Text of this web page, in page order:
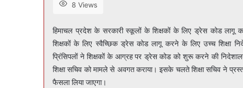
8 Views
हिमाचल प्रदेश के सरकारी स्कूलों के शिक्षकों के लिए ड्रेस कोड लागू
शिक्षकों के लिए स्वैच्छिक ड्रेस कोड लागू करने के लिए उच्च शिक्षा
प्रिंसिपलों ने शिक्षकों के आग्रह पर ड्रेस कोड को शुरू करने की
शिक्षा सचिव को मामले से अवगत कराया। इसके चलते शिक्षा सचिव ने
फैसला लिया जाएगा।